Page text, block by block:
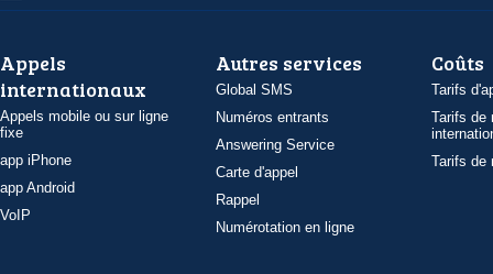
Appels
internationaux
Appels mobile ou sur ligne
fixe
app iPhone
app Android
VoIP
Autres services
Global SMS
Numéros entrants
Answering Service
Carte d'appel
Rappel
Numérotation en ligne
Coûts
Tarifs
Tarifs de
Tarifs de